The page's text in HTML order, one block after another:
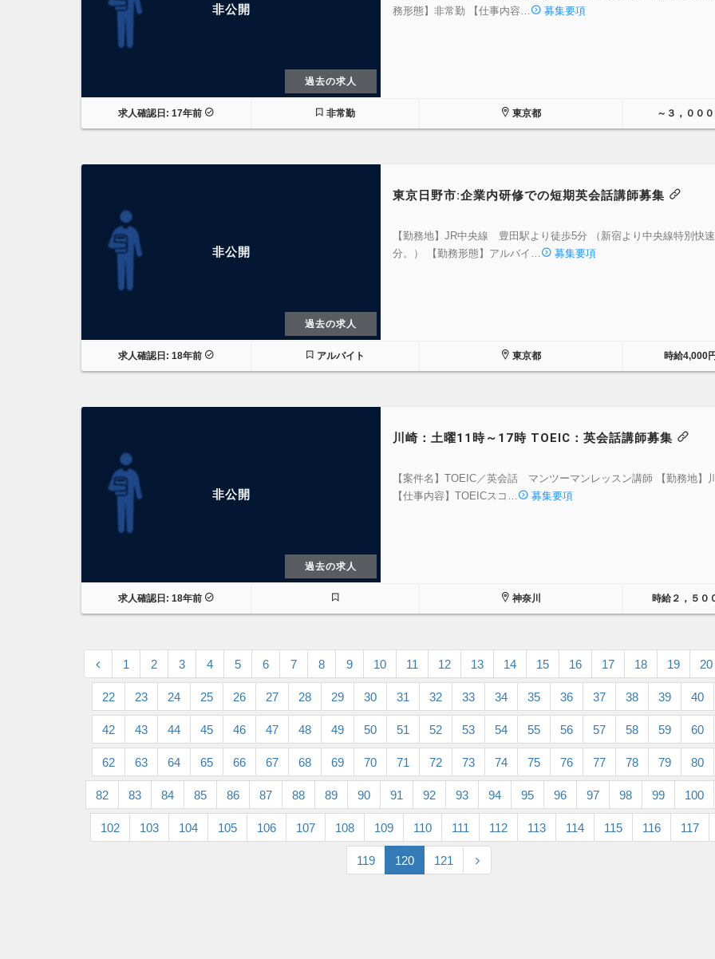
非公開
過去の求人
務形態】非常勤 【仕事内容…
募集要項
求人確認日: 17年前 非常勤 東京都 ～３，０００
非公開
過去の求人
東京日野市:企業内研修での短期英会話講師募集
【勤務地】JR中央線 豊田駅より徒歩5分 （新宿より中央線特別快
分。） 【勤務形態】アルバイ…
募集要項
求人確認日: 18年前 アルバイト 東京都 時給4,000円
非公開
過去の求人
川崎：土曜11時～17時 TOEIC：英会話講師募集
【案件名】TOEIC／英会話 マンツーマンレッスン講師 【勤務地】
【仕事内容】TOEICスコ…
募集要項
求人確認日: 18年前 神奈川 時給２，５０
1 2 3 4 5 6 7 8 9 10 11 12 13 14 15 16 17 18 19 20
22 23 24 25 26 27 28 29 30 31 32 33 34 35 36 37 38 39 40
42 43 44 45 46 47 48 49 50 51 52 53 54 55 56 57 58 59 60
62 63 64 65 66 67 68 69 70 71 72 73 74 75 76 77 78 79 80
82 83 84 85 86 87 88 89 90 91 92 93 94 95 96 97 98 99 100
102 103 104 105 106 107 108 109 110 111 112 113 114 115 116 117
119 120 121